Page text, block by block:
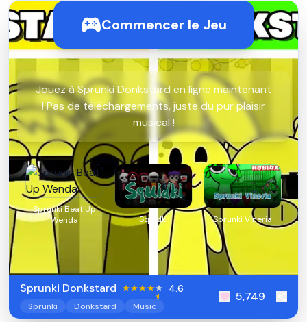
Commencer le Jeu
Jouez à Sprunki Donkstard en ligne maintenant
! Pas de téléchargements, juste du pur plaisir
musical !
Sprunki Beat Up
Wenda
Squidki Sprunki Vineria
Sprunki Donkstard 4.6
Sprunki Donkstard Music
5,749